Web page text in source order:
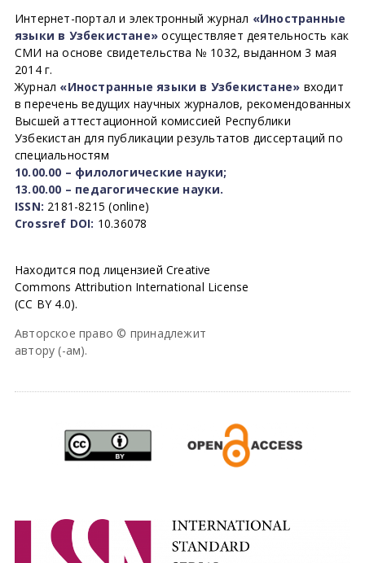
Интернет-портал и электронный журнал «Иностранные
языки в Узбекистане» осуществляет деятельность как
СМИ на основе свидетельства № 1032, выданном 3 мая
2014 г.
Журнал «Иностранные языки в Узбекистане» входит
в перечень ведущих научных журналов, рекомендованных
Высшей аттестационной комиссией Республики
Узбекистан для публикации результатов диссертаций по
специальностям
10.00.00 – филологические науки;
13.00.00 – педагогические науки.
ISSN: 2181-8215 (online)
Crossref DOI: 10.36078
Находится под лицензией Creative
Commons Attribution International License
(CC BY 4.0).
Авторское право © принадлежит
автору (-ам).